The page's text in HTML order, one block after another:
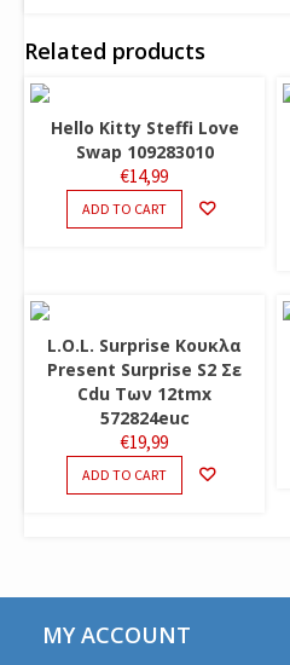
Related products
Hello Kitty Steffi Love
Swap 109283010
€14,99
ADD TO CART
L.O.L. Surprise Κουκλα
Present Surprise S2 Σε
Cdu Των 12tmx
572824euc
€19,99
ADD TO CART
MY ACCOUNT